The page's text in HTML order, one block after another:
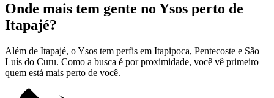
Onde mais tem gente no Ysos perto de
Itapajé?
Além de Itapajé, o Ysos tem perfis em Itapipoca, Pentecoste e São
Luís do Curu. Como a busca é por proximidade, você vê primeiro
quem está mais perto de você.